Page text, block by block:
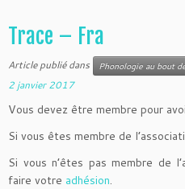
Trace – Fra
Article publié dans Phonologie au bout
2 janvier 2017
Vous devez être membre pour
Si vous êtes membre de
Si vous n’êtes pas membre de
faire votre adhésion.